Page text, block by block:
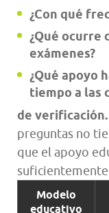
¿Con qué
¿Qué ocurre
exámenes?
¿Qué apoyo
tiempo a las
de
preguntas no
que el apoyo
Modelo
educativo